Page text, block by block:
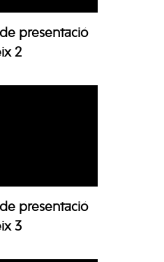
presentació
2
presentació
3